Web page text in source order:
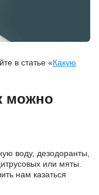
в статье «Какую
можно
воду, дезодоранты,
или мяты.
нам казаться